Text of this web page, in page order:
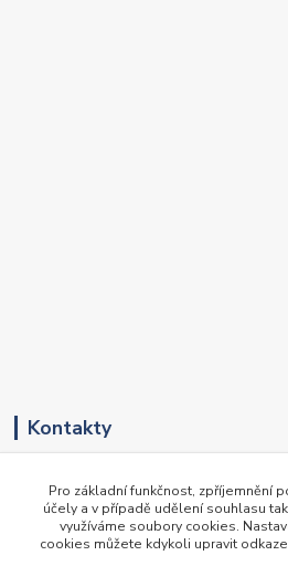
Kontakty
+420 417 536 531
(Pondělí-Pátek, 8-16 hod.)
obchod@newte.cz
Pro základní funkčnost, zpříjemnění
účely a v případě udělení souhlasu
využíváme soubory cookies.
cookies můžete kdykoli upravit